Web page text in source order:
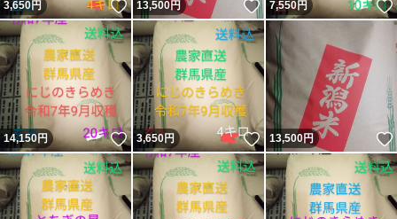
3,650円 いいね！
13,500円 いいね！
7,550円
14,150円 いいね！
3,650円 いいね！
13,500円